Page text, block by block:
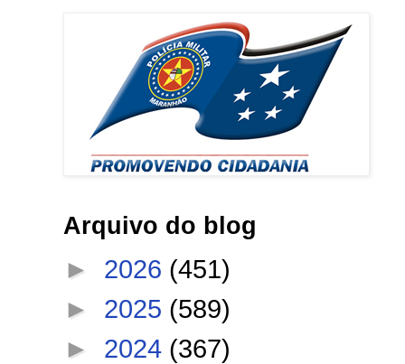
Arquivo do blog
► 2026 (451)
► 2025 (589)
► 2024 (367)